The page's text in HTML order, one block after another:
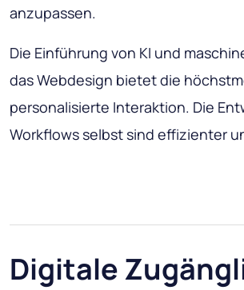
anzupassen.
Die Einführung von KI und
das Webdesign bietet die
personalisierte Interaktion. Die
Workflows selbst sind effizienter
Digitale